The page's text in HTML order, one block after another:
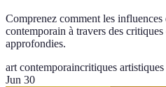
Comprenez comment les
contemporain à travers des critiques
approfondies.
art contemporaincritiques artistiques
Jun 30